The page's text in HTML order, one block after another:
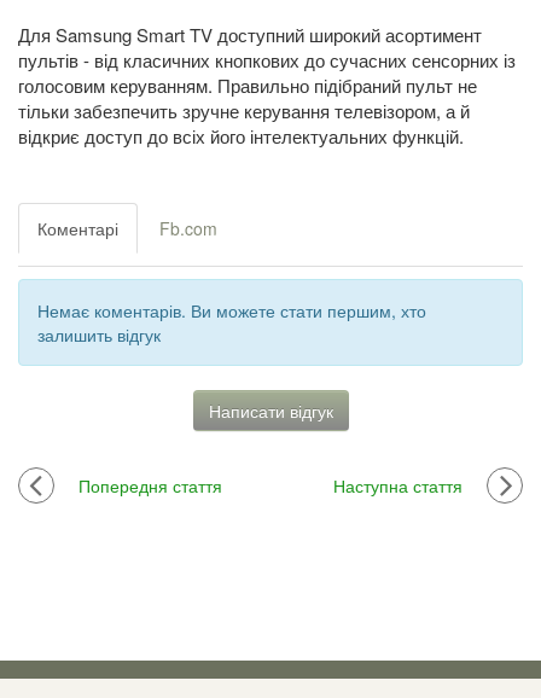
Для Samsung Smart TV доступний широкий асортимент
пультів - від класичних кнопкових до сучасних сенсорних із
голосовим керуванням. Правильно підібраний пульт не
тільки забезпечить зручне керування телевізором, а й
відкриє доступ до всіх його інтелектуальних функцій.
Коментарі Fb.com
Немає коментарів. Ви можете стати першим, хто
залишить відгук
Написати відгук
Попередня стаття Наступна стаття